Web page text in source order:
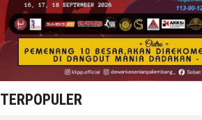
TERPOPULER